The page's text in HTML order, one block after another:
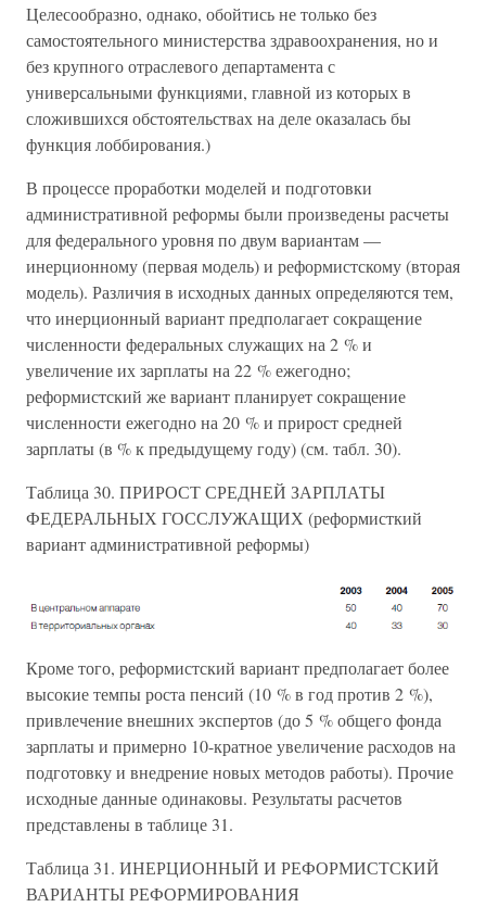
Целесообразно, однако, обойтись не только без
самостоятельного министерства здравоохранения, но и
без крупного отраслевого департамента с
универсальными функциями, главной из которых в
сложившихся обстоятельствах на деле оказалась бы
функция лоббирования.)
В процессе проработки моделей и подготовки
административной реформы были произведены расчеты
для федерального уровня по двум вариантам —
инерционному (первая модель) и реформистскому (вторая
модель). Различия в исходных данных определяются тем,
что инерционный вариант предполагает сокращение
численности федеральных служащих на 2 % и
увеличение их зарплаты на 22 % ежегодно;
реформистский же вариант планирует сокращение
численности ежегодно на 20 % и прирост средней
зарплаты (в % к предыдущему году) (см. табл. 30).
Таблица 30. ПРИРОСТ СРЕДНЕЙ ЗАРПЛАТЫ
ФЕДЕРАЛЬНЫХ ГОССЛУЖАЩИХ (реформисткий
вариант административной реформы)
Кроме того, реформистский вариант предполагает более
высокие темпы роста пенсий (10 % в год против 2 %),
привлечение внешних экспертов (до 5 % общего фонда
зарплаты и примерно 10-кратное увеличение расходов на
подготовку и внедрение новых методов работы). Прочие
исходные данные одинаковы. Результаты расчетов
представлены в таблице 31.
Таблица 31. ИНЕРЦИОННЫЙ И РЕФОРМИСТСКИЙ
ВАРИАНТЫ РЕФОРМИРОВАНИЯ